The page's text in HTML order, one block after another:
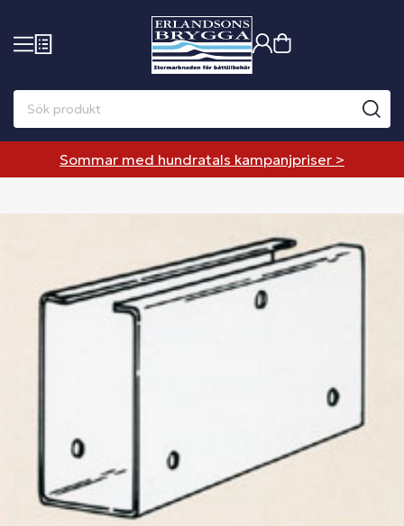
Sommar med hundratals kampanjpriser >